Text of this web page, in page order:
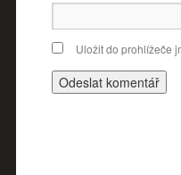
Uložit do prohlížeče